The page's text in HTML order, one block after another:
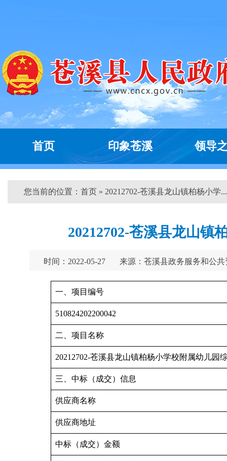
首页 印象苍溪 领导
您当前的位置： 首页 » 20212702-苍溪县龙山镇柏杨小学
20212702-苍溪县龙山镇
时间：2022-05-27 来源：苍溪县政务服务和公
一、项目编号
510824202200042
二、项目名称
20212702-苍溪县龙山镇柏杨小学校附属幼儿园
三、中标（成交）信息
供应商名称
供应商地址
中标（成交）金额